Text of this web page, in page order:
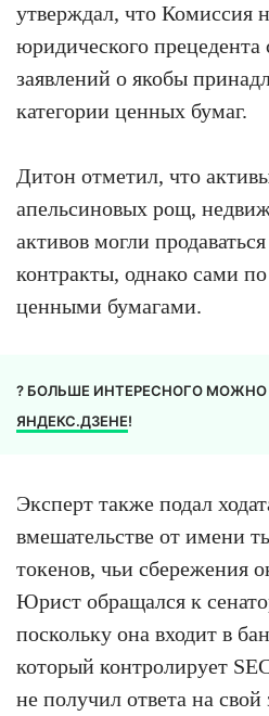
утверждал, что Комиссия
юридического
заявлений о якобы
категории ценных бумаг.
Дитон отметил, что
апельсиновых рощ,
активов могли
контракты, однако сами
ценными бумагами.
? БОЛЬШЕ ИНТЕРЕСНОГО МОЖНО
ЯНДЕКС.ДЗЕНЕ!
Эксперт также подал
вмешательстве от имени
токенов, чьи сбережения
Юрист обращался к
поскольку она входит в
который контролирует
не получил ответа на